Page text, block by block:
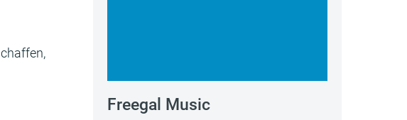
Freegal Music